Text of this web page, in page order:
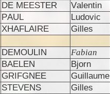
DE MEESTER Valentin
PAUL Ludovic
XHAFLAIRE Gilles
DEMOULIN Fabian
BAELEN Bjorn
GRIFGNEE Guillaume
STEVENS Gilles